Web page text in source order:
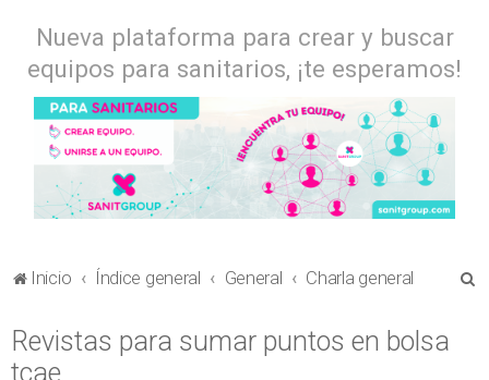
Nueva plataforma para crear y buscar
equipos para sanitarios, ¡te esperamos!
Inicio Índice general General Charla general
Revistas para sumar puntos en bolsa
tcae